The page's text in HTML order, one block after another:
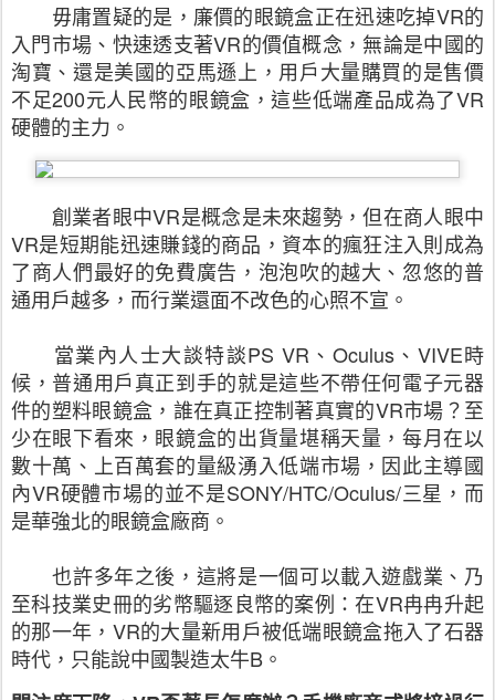
毋庸置疑的是，廉價的眼鏡盒正在迅速吃掉VR的
入門市場、快速透支著VR的價值概念，無論是中國的
淘寶、還是美國的亞馬遜上，用戶大量購買的是售價
不足200元人民幣的眼鏡盒，這些低端產品成為了VR
硬體的主力。
創業者眼中VR是概念是未來趨勢，但在商人眼中
VR是短期能迅速賺錢的商品，資本的瘋狂注入則成為
了商人們最好的免費廣告，泡泡吹的越大、忽悠的普
通用戶越多，而行業還面不改色的心照不宣。
當業內人士大談特談PS VR、 Oculus、 VIVE時
候，普通用戶真正到手的就是這些不帶任何電子元器
件的塑料眼鏡盒，誰在真正控制著真實的VR市場？至
少在眼下看來，眼鏡盒的出貨量堪稱天量，每月在以
數十萬、上百萬套的量級湧入低端市場，因此主導國
內VR硬體市場的並不是SONY/HTC/Oculus/三星 ，而
是華強北的眼鏡盒廠商。
也許多年之後，這將是一個可以載入遊戲業、乃
至科技業史冊的劣幣驅逐良幣的案例：在VR冉冉升起
的那一年， VR的大量新用戶被低端眼鏡盒拖入了石器
時代，只能說中國製造太牛B 。